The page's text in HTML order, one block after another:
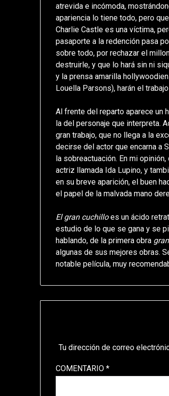
atrevida e incómoda,
apariencia lo tiene todo, pero
Charlie Castle es una víctima,
pasaporte a la redención pasa
sobre todo, por rechazar el
destruirle, y que lo hará sin ni
y la prensa amarilla
Louella Parsons), harán el
Al frente del reparto aparece un
la del personaje que interpreta.
gran trabajo, que no llega a la
decirse del actor que encarna a
la sobreactuación. En mi
actriz llamada Ida Lupino, y
en su breve aparición, el buen
el papel de la malvada mano
El gran cuchilloes un ácido
estudio de lo que se gana y se
hablando, de la primera obra
algunas de sus mejores obras.
notable película, muy
Tu dirección de correo
COMENTARIO*